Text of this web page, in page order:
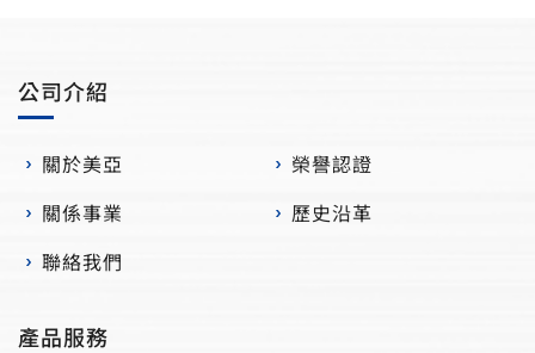
公司介紹
關於美亞 榮譽認證
關係事業 歷史沿革
聯絡我們
產品服務